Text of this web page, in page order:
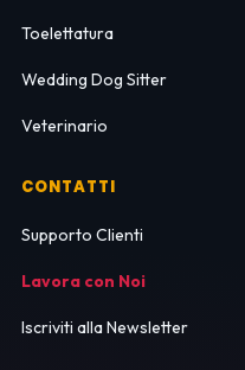
Toelettatura
Wedding Dog Sitter
Veterinario
CONTATTI
Supporto Clienti
Lavora con Noi
Iscriviti alla Newsletter